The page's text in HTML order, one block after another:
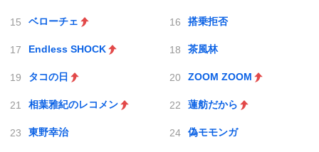
ベローチェ 搭乗拒否
Endless SHOCK 茶風林
タコの日 ZOOM ZOOM
相葉雅紀のレコメン 蓮舫だから
東野幸治 偽モモンガ